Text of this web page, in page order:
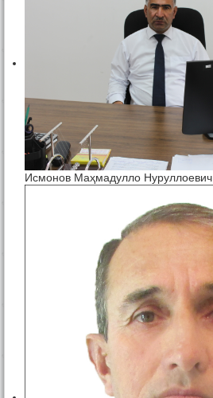
Исмонов Маҳмадулло Нуруллоевич